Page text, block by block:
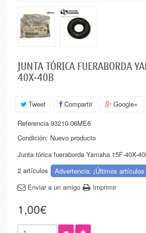
JUNTA TÓRICA FUERABORDA
40X-40B
Tweet Compartir Google+
Referencia 93210-06ME6
Condición: Nuevo producto
Junta tórica fueraborda Yamaha 15F-40X-
2 artículos
Advertencia: ¡Últimos
Enviar a un amigo
Imprimir
1,00€